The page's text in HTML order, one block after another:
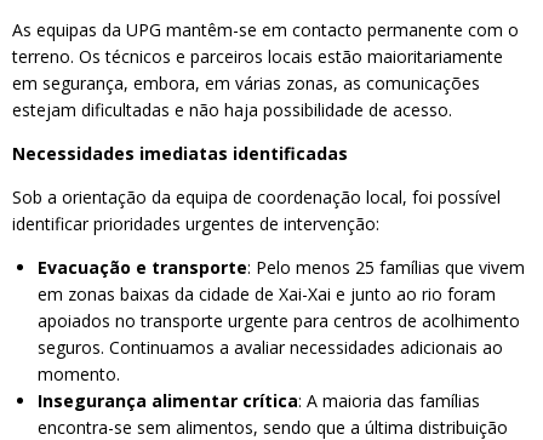
As equipas da UPG mantêm-se em contacto permanente com o
terreno. Os técnicos e parceiros locais estão maioritariamente
em segurança, embora, em várias zonas, as comunicações
estejam dificultadas e não haja possibilidade de acesso.
Necessidades imediatas identificadas
Sob a orientação da equipa de coordenação local, foi possível
identificar prioridades urgentes de intervenção:
Evacuação e transporte: Pelo menos 25 famílias que vivem
em zonas baixas da cidade de Xai-Xai e junto ao rio foram
apoiados no transporte urgente para centros de acolhimento
seguros. Continuamos a avaliar necessidades adicionais ao
momento.
Insegurança alimentar crítica: A maioria das famílias
encontra-se sem alimentos, sendo que a última distribuição